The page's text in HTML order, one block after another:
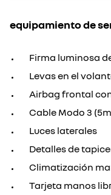
equipamiento de
Firma luminosa
Levas en el
Airbag frontal
Cable Modo 3
Luces laterales
Detalles de
Climatización
Tarjeta manos